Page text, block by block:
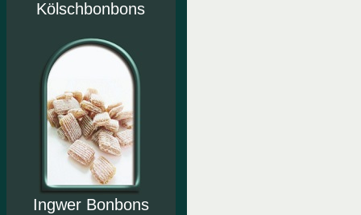
Kölschbonbons
Ingwer Bonbons